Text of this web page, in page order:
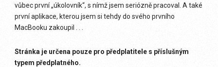
vůbec první „úkolovník“, s nímž jsem seriózně pracoval. A také
první aplikace, kterou jsem si tehdy do svého prvního
MacBooku zakoupil . . .
Stránka je určena pouze pro předplatitele s příslušným
typem předplatného.